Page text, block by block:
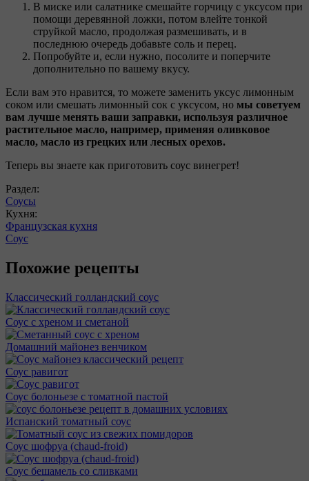
В миске или салатнике смешайте горчицу с уксусом при
помощи деревянной ложки, потом влейте тонкой
струйкой масло, продолжая размешивать, и в
последнюю очередь добавьте соль и перец.
Попробуйте и, если нужно, посолите и поперчите
дополнительно по вашему вкусу.
Если вам это нравится, то можете заменить уксус лимонным
соком или смешать лимонный сок с уксусом, но мы советуем
вам лучше менять ваши заправки, используя различное
растительное масло, например, применяя оливковое
масло, масло из грецких или лесных орехов.
Теперь вы знаете как приготовить соус винегрет!
Раздел:
Соусы
Кухня:
Французская кухня
Соус
Похожие рецепты
Классический голландский соус
Соус с хреном и сметаной
Домашний майонез венчиком
Соус равигот
Соус болоньезе с томатной пастой
Испанский томатный соус
Соус шофруа (chaud-froid)
Соус бешамель со сливками